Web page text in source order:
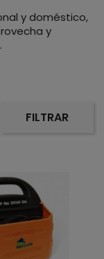
y doméstico,
y
.
FILTRAR